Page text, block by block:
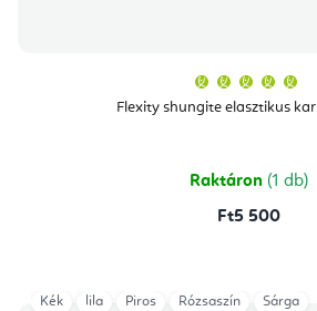
Flexity shungite elasztikus
Raktáron (1 db)
Ft5 500
Kék lila Piros Rózsaszín Sárga